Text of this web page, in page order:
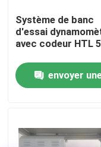
Nouvelles
Les affaires
Dynamomètre à
Système de banc
d'essai
avec codeur HTL
envoyer